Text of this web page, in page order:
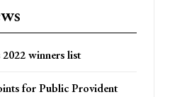
winners list
for Public Provident